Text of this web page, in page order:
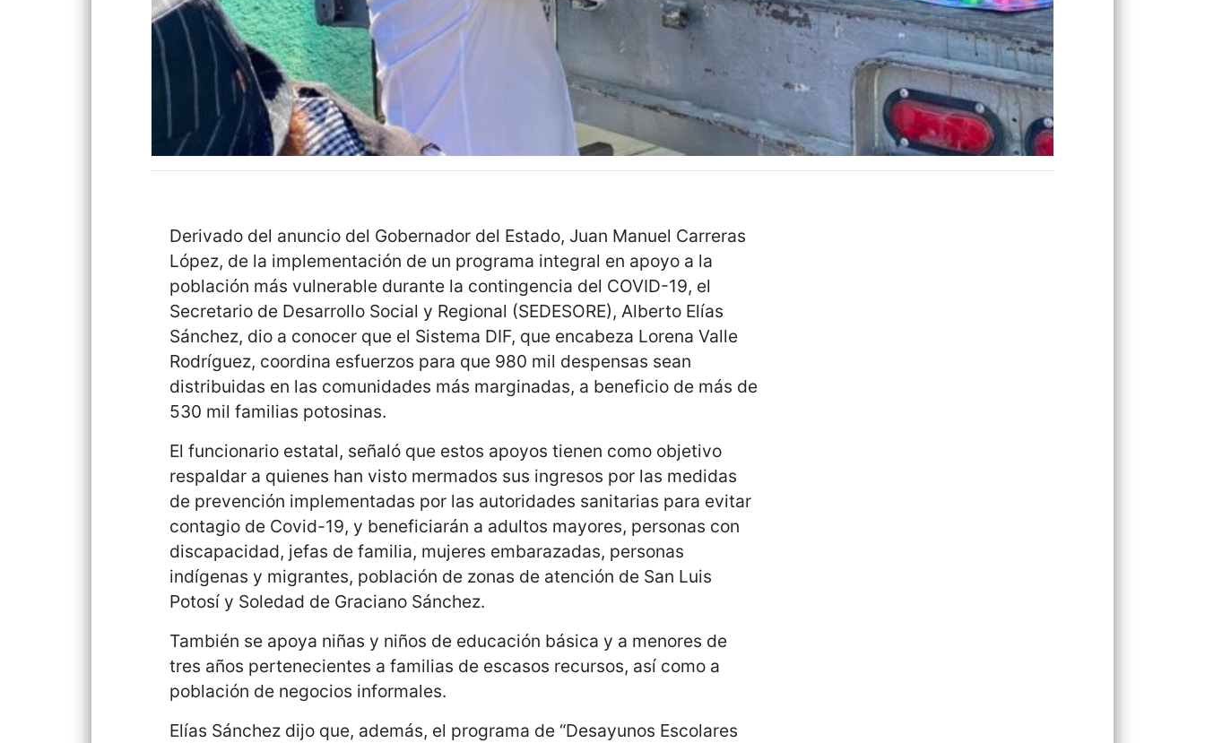
Derivado del anuncio del Gobernador del Estado, Juan Manuel Carreras
López, de la implementación de un programa integral en apoyo a la
población más vulnerable durante la contingencia del COVID-19, el
Secretario de Desarrollo Social y Regional (SEDESORE), Alberto Elías
Sánchez, dio a conocer que el Sistema DIF, que encabeza Lorena Valle
Rodríguez, coordina esfuerzos para que 980 mil despensas sean
distribuidas en las comunidades más marginadas, a beneficio de más de
530 mil familias potosinas.
El funcionario estatal, señaló que estos apoyos tienen como objetivo
respaldar a quienes han visto mermados sus ingresos por las medidas
de prevención implementadas por las autoridades sanitarias para evitar
contagio de Covid-19, y beneficiarán a adultos mayores, personas con
discapacidad, jefas de familia, mujeres embarazadas, personas
indígenas y migrantes, población de zonas de atención de San Luis
Potosí y Soledad de Graciano Sánchez.
También se apoya niñas y niños de educación básica y a menores de
tres años pertenecientes a familias de escasos recursos, así como a
población de negocios informales.
Elías Sánchez dijo que, además, el programa de “Desayunos Escolares